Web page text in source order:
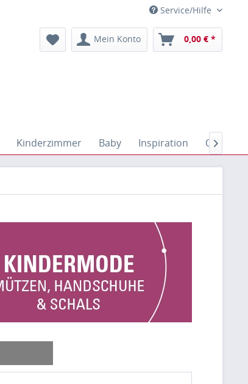
Service/Hilfe
Mein Konto 0,00 € *
Kinderzimmer Baby Inspiration Outdoor
